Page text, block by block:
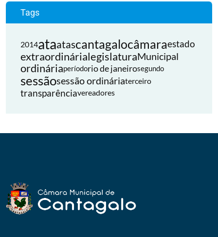
Tags
2014ataatascantagalocâmaraestado
extraordinárialegislaturaMunicipal
ordináriaperíodorio de janeirosegundo
sessãosessão ordináriaterceiro
transparênciavereadores